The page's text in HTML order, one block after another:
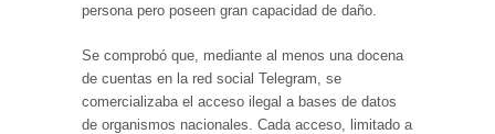
persona pero poseen gran capacidad de daño.
Se comprobó que, mediante al menos una docena
de cuentas en la red social Telegram, se
comercializaba el acceso ilegal a bases de datos
de organismos nacionales. Cada acceso, limitado a